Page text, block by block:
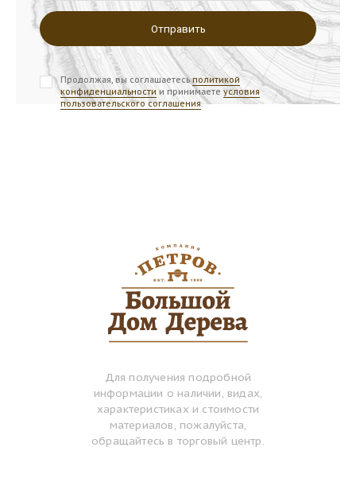
Продолжая, вы соглашаетесьполитикой
конфиденциальности и принимаете условия
пользовательского соглашения.
Для получения подробной
информации о наличии, видах,
характеристиках и стоимости
материалов, пожалуйста,
обращайтесь в торговый центр.